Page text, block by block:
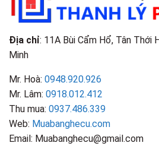
Địa chỉ: 11A Bùi Cẩm Hổ, Tân Thới
Minh
Mr. Hoà: 0948.920.926
Mr. Lâm: 0918.012.412
Thu mua: 0937.486.339
Web: Muabanghecu.com
Email: Muabanghecu@gmail.com